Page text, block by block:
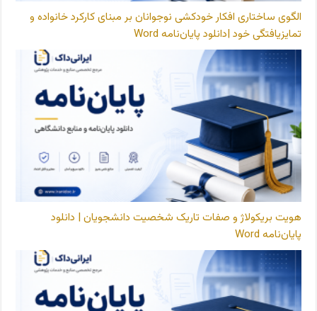
الگوی ساختاری افکار خودکشی نوجوانان بر مبنای کارکرد خانواده و
تمایزیافتگی خود |دانلود پایان‌نامه Word
هویت بریکولاژ و صفات تاریک شخصیت دانشجویان | دانلود
پایان‌نامه Word